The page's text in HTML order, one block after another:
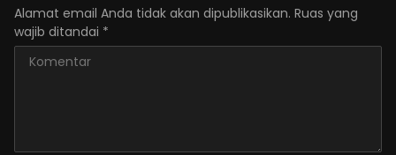
Alamat email Anda tidak akan dipublikasikan. Ruas yang
wajib ditandai *